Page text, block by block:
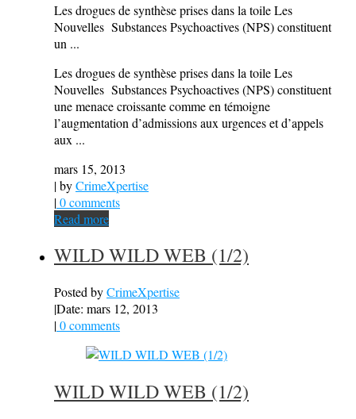
Les drogues de synthèse prises dans la toile Les
Nouvelles Substances Psychoactives (NPS) constituent
un ...
Les drogues de synthèse prises dans la toile Les
Nouvelles Substances Psychoactives (NPS) constituent
une menace croissante comme en témoigne
l’augmentation d’admissions aux urgences et d’appels
aux ...
mars 15, 2013
| byCrimeXpertise
|0 comments
Read more
WILD WILD WEB (1/2)
Posted byCrimeXpertise
|Date: mars 12, 2013
|0 comments
WILD WILD WEB (1/2)